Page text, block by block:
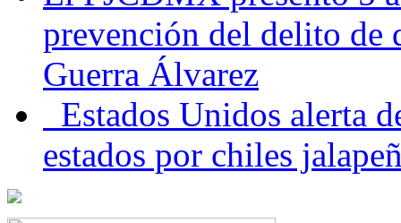
prevención del delito de
Guerra Álvarez
Estados Unidos alerta
estados por chiles